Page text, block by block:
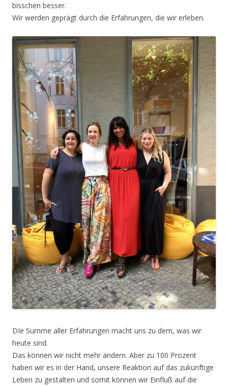
bisschen besser.
Wir werden geprägt durch die Erfahrungen, die wir erleben.
DIe Summe aller Erfahrungen macht uns zu dem, was wir
heute sind.
Das können wir nicht mehr ändern. Aber zu 100 Prozent
haben wir es in der Hand, unsere Reaktion auf das zukünftige
Leben zu gestalten und somit können wir Einfluß auf die